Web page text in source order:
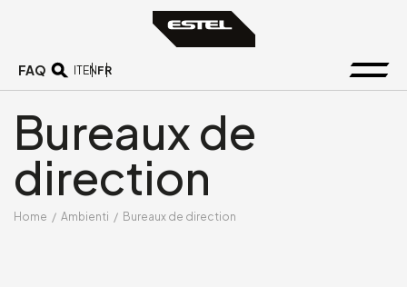
FAQ ITEN FR
Bureaux de
direction
Home / Ambienti / Bureaux de direction